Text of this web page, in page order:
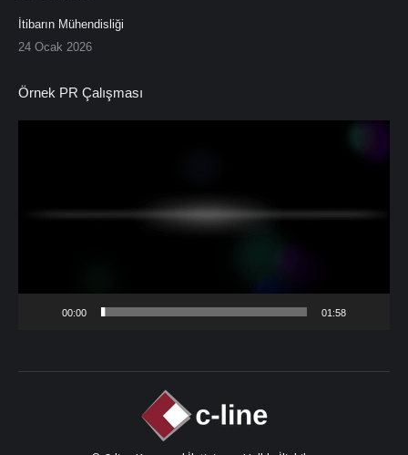
İtibarın Mühendisliği
24 Ocak 2026
Örnek PR Çalışması
00:00 01:58